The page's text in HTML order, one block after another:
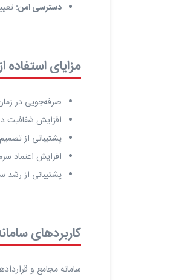
دسترسی امن:
مزایای
صرفه‌جویی در
افزایش شفافیت
پشتیبانی از
افزایش اعتماد
پشتیبانی از رشد
کاربردهای
سامانه مجامع و